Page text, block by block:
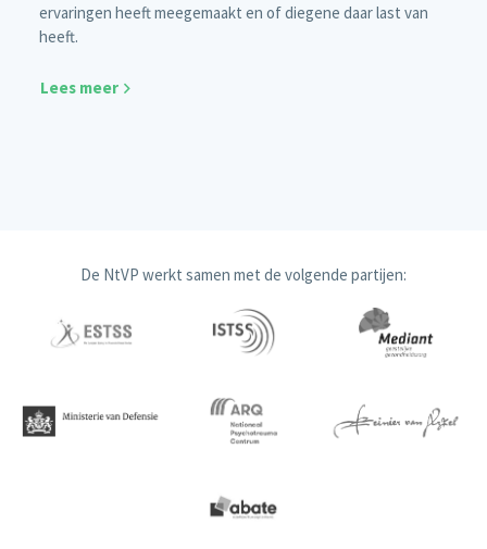
ervaringen heeft meegemaakt en of diegene daar last van
heeft.
Lees meer
De NtVP werkt samen met de volgende partijen: